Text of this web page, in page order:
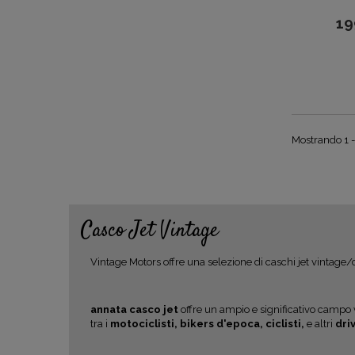
Mostrando 1
Casco Jet Vintage
Vintage Motors offre una selezione di caschi jet
annata casco jet offre un ampio e significativo campo
tra i motociclisti, bikers d'epoca, ciclisti, e altri